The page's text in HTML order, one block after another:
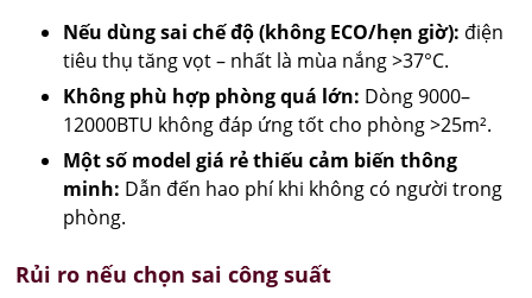
Nếu dùng sai chế độ (không ECO/hẹn giờ): điện
tiêu thụ tăng vọt – nhất là mùa nắng >37°C.
Không phù hợp phòng quá lớn: Dòng 9000–
12000BTU không đáp ứng tốt cho phòng >25m².
Một số model giá rẻ thiếu cảm biến thông
minh: Dẫn đến hao phí khi không có người trong
phòng.
Rủi ro nếu chọn sai công suất